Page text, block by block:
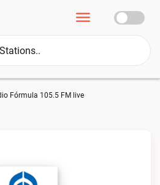
Fórmula 105.5 FM live